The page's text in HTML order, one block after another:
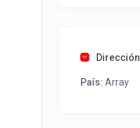
Dirección
País: Array